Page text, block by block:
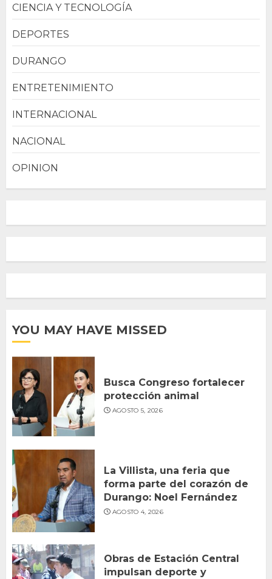
CIENCIA Y TECNOLOGÍA
DEPORTES
DURANGO
ENTRETENIMIENTO
INTERNACIONAL
NACIONAL
OPINION
YOU MAY HAVE MISSED
Busca Congreso fortalecer
protección animal
AGOSTO 5, 2026
La Villista, una feria que
forma parte del corazón de
Durango: Noel Fernández
AGOSTO 4, 2026
Obras de Estación Central
impulsan deporte y